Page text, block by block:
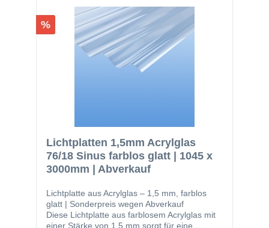
auch für Unterstände in Industrie- und
öffentlichen Gebäuden verwendet. Als
Lichtelemente im Dach oder Lichtbänder in
den Seitenwänden erhellen sie auch im
Hallenbau. Lichtplatten aus Polycarbonat
können überall dort eingesetzt werden, wo
%
Lichtplatten 1,5mm Acrylglas
76/18 Sinus farblos glatt | 1045 x
3000mm | Abverkauf
Lichtplatte aus Acrylglas – 1,5 mm, farblos
glatt | Sonderpreis wegen Abverkauf
Diese Lichtplatte aus farblosem Acrylglas mit
einer Stärke von 1,5 mm sorgt für eine